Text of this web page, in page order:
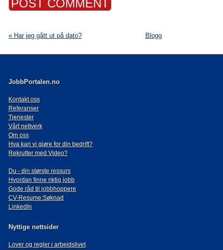
« Har jeg gått ut på dato? Blogg
JobbPortalen.no
Kontakt oss
Referanser
Tjenester
Vårt nettverk
Om oss
Hva kan vi gjøre for din bedrift?
Rekrutter med Video?
Du - din største ressurs
Hvordan finne riktig jobb
Gode råd til jobbhoppere
CV-Resume:Søknad
LinkedIn
Nyttige nettsider
Lover og regler i arbeidslivet